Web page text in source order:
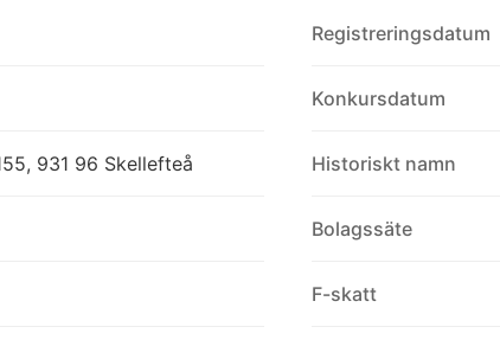
931 96 Skellefteå
Registreringsdatum
Konkursdatum
Historiskt namn
Bolagssäte
F-skatt